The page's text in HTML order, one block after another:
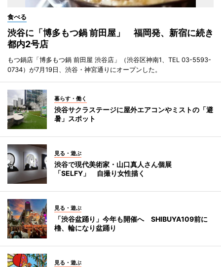
食べる
渋谷に「博多もつ鍋 前田屋」 福岡発、新宿に続き
都内2号店
もつ鍋店「博多もつ鍋 前田屋 渋谷店」（渋谷区神南1、TEL 03-5593-
0734）が7月19日、渋谷・神宮通りにオープンした。
暮らす・働く
渋谷サクラステージに屋外エアコンやミストの「避
暑」スポット
見る・遊ぶ
渋谷で現代美術家・山口真人さん個展
「SELFY」 自撮り女性描く
見る・遊ぶ
「渋谷盆踊り」今年も開催へ SHIBUYA109前に
櫓、輪になり盆踊り
見る・遊ぶ